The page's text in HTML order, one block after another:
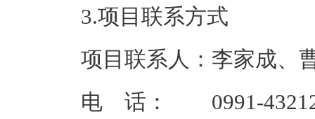
3.项目联系方式
项目联系人：李家成、
电 话： 0991-